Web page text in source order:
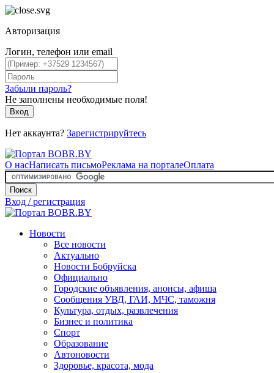
Авторизация
Логин, телефон или email
Забыли пароль?
Не заполнены необходимые поля!
Вход
Нет аккаунта? Зарегистрируйтесь
О насНаписать письмоРеклама на порталеОплата
Поиск
Вход / регистрация
Новости
Все новости
Актуально
Новости Бобруйска
Официально
Городские объявления, анонсы, афиша
Сообщения УВД, ГАИ, МЧС, таможня
Культура, отдых, развлечения
Бизнес и политика
Спорт
Образование
Автоновости
Здоровье, красота, мода